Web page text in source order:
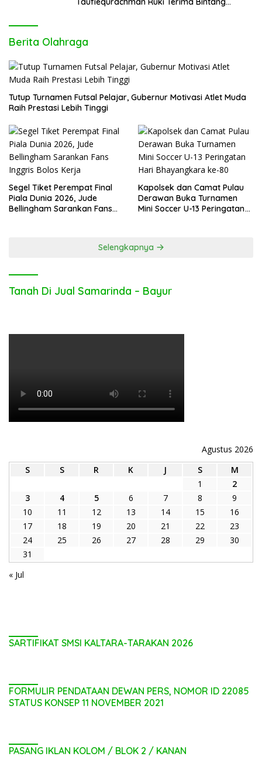
Berita Olahraga
Tutup Turnamen Futsal Pelajar, Gubernur Motivasi Atlet Muda
Raih Prestasi Lebih Tinggi
Segel Tiket Perempat Final
Piala Dunia 2026, Jude
Bellingham Sarankan Fans
Kapolsek dan Camat Pulau
Derawan Buka Turnamen
Mini Soccer U-13 Peringatan
Selengkapnya
Tanah Di Jual Samarinda – Bayur
Agustus 2026
S
S R K J S
M
1
2
3
4 5 6 7 8
9
10
11 12 13 14 15
16
17
18 19 20 21 22
23
24
25 26 27 28 29
30
31
« Jul
SARTIFIKAT SMSI KALTARA-TARAKAN 2026
FORMULIR PENDATAAN DEWAN PERS, NOMOR ID 22085
STATUS KONSEP 11 NOVEMBER 2021
PASANG IKLAN KOLOM / BLOK 2 / KANAN